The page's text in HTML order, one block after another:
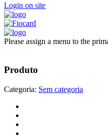
Login on site
Please assign a menu to the
Produto
Categoria: Sem categoria